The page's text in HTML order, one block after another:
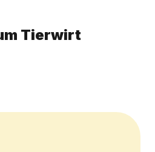
Tierwirt